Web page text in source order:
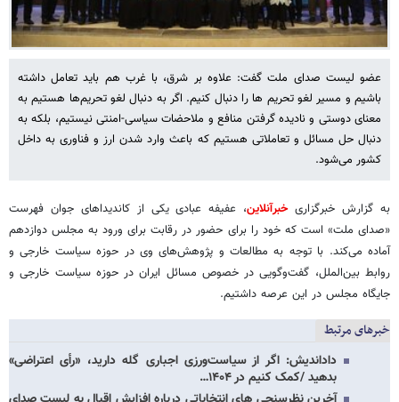
عضو لیست صدای ملت گفت: علاوه بر شرق، با غرب هم باید تعامل داشته
باشیم و مسیر لغو تحریم ها را دنبال کنیم. اگر به دنبال لغو تحریم‌ها هستیم به
معنای دوستی و نادیده گرفتن منافع و ملاحضات سیاسی-امنتی نیستیم، بلکه به
دنبال حل مسائل و تعاملاتی هستیم که باعث وارد شدن ارز و فناوری به داخل
کشور می‌شود.
به گزارش خبرگزاریخبرآنلاین، عفیفه عبادی یکی از کاندیداهای جوان فهرست
«صدای ملت» است که خود را برای حضور در رقابت برای ورود به مجلس دوازدهم
آماده می‌کند. با توجه به مطالعات و پژوهش‌های وی در حوزه سیاست خارجی و
روابط بین‌الملل، گفت‌وگویی در خصوص مسائل ایران در حوزه سیاست خارجی و
جایگاه مجلس در این عرصه داشتیم.
خبرهای مرتبط
داداندیش: اگر از سیاست‌ورزی اجباری گله دارید، «رأی اعتراضی»
بدهید /کمک کنیم در ۱۴۰۴…